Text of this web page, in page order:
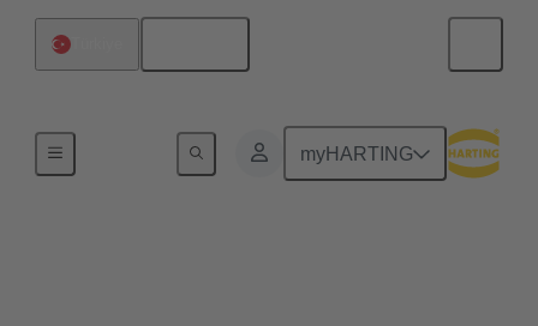
myHARTING
Sorumluluğumuz